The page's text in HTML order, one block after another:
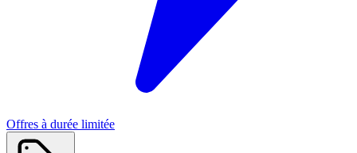
Offres à durée limitée